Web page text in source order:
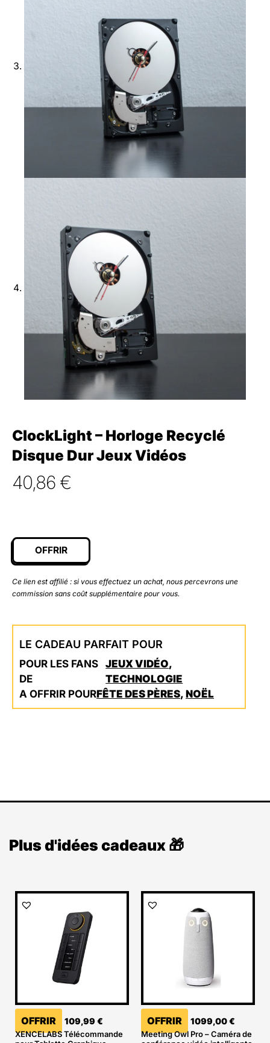
ClockLight – Horloge Recyclé
Disque Dur Jeux Vidéos
40,86 €
OFFRIR
Ce lien est affilié : si vous effectuez un achat, nous percevrons une
commission sans coût supplémentaire pour vous.
LE CADEAU PARFAIT POUR
POUR LES FANS
DE
JEUX VIDÉO,
TECHNOLOGIE
A OFFRIR POURFÊTE DES PÈRES, NOËL
Plus d'idées cadeaux 🎁
OFFRIR 109,99 €
XENCELABS Télécommande
OFFRIR 1099,00€
Meeting Owl Pro – Caméra de